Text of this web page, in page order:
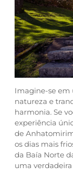
Imagine-se em
natureza e
harmonia. Se
experiência
de
os dias mais
da Baía Norte
uma